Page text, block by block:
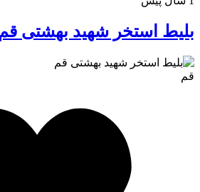
بلیط استخر شهید بهشتی قم
قم